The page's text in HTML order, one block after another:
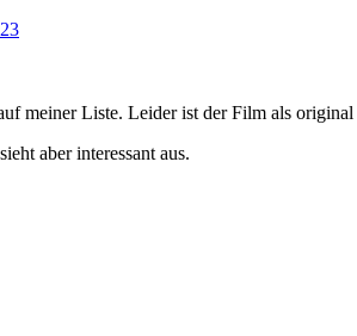
meiner Liste. Leider ist der Film als
aber interessant aus.